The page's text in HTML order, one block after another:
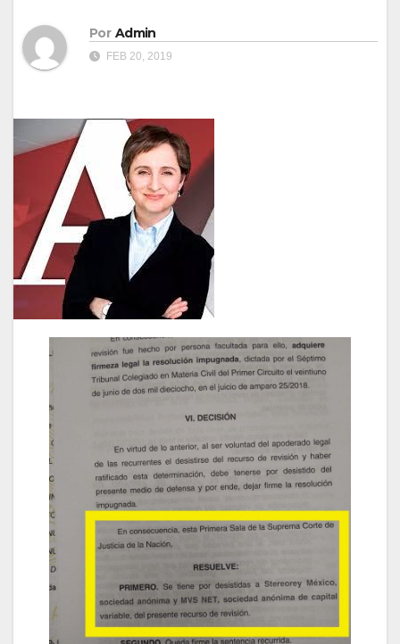
Por Admin
FEB 20, 2019